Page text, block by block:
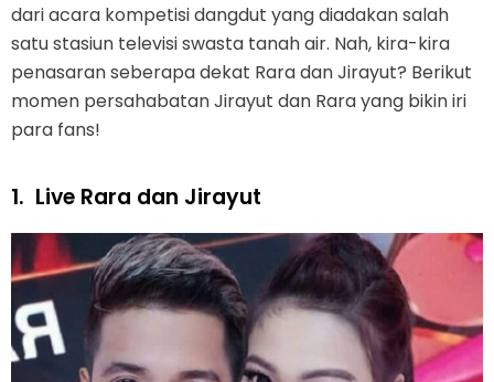
dari acara kompetisi dangdut yang diadakan salah
satu stasiun televisi swasta tanah air. Nah, kira-kira
penasaran seberapa dekat Rara dan Jirayut? Berikut
momen persahabatan Jirayut dan Rara yang bikin iri
para fans!
1. Live Rara dan Jirayut